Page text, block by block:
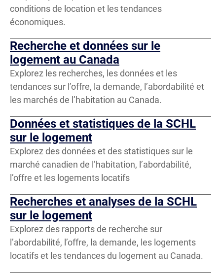
Logement des Autochtones
Politiques et règles sur le logement
Logements abordables
Appartements et copropriétés
Besoin impérieux en matière de logement
Financement
Fonds
Accession à la propriété
Endettement des ménages
Caractéristiques démographiques des ménages
Administration des logements
Secteur de l’habitation
conditions de location et les tendances
économiques.
Recherche et données sur le
logement au Canada
Explorez les recherches, les données et les
tendances sur l’offre, la demande, l’abordabilité et
les marchés de l’habitation au Canada.
Données et statistiques de la SCHL
sur le logement
Explorez des données et des statistiques sur le
marché canadien de l’habitation, l’abordabilité,
l’offre et les logements locatifs
Recherches et analyses de la SCHL
sur le logement
Explorez des rapports de recherche sur
l’abordabilité, l’offre, la demande, les logements
locatifs et les tendances du logement au Canada.